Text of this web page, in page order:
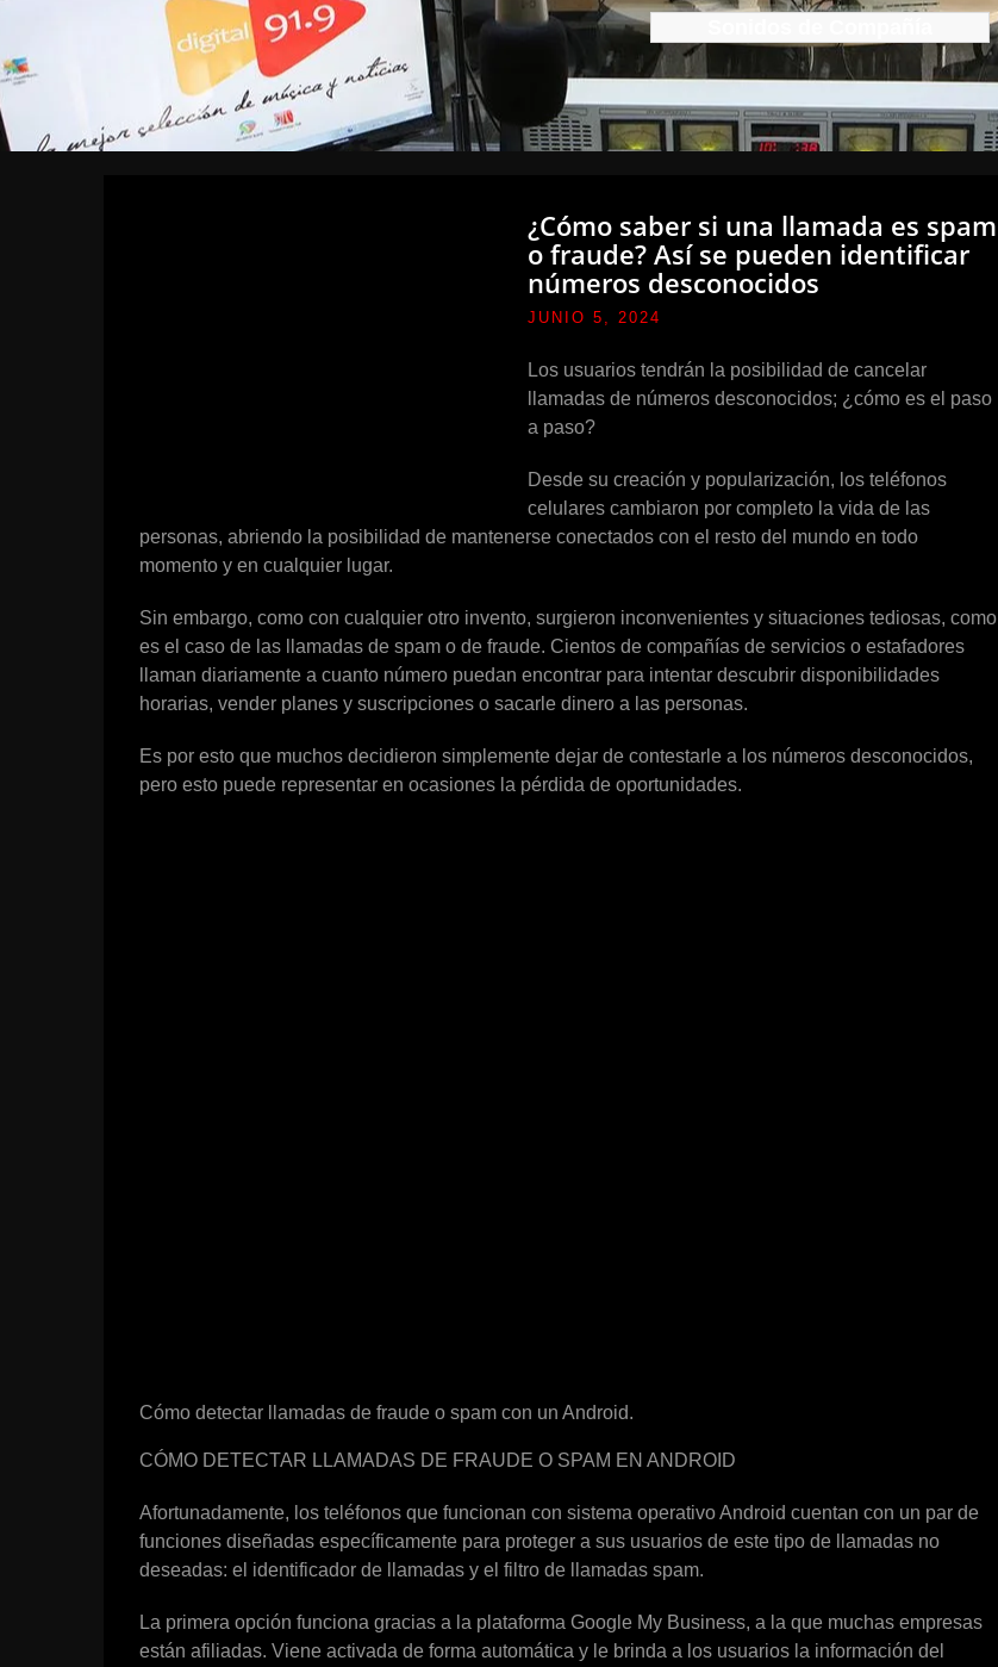
¿Cómo saber si una llamada es spam
o fraude? Así se pueden identificar
números desconocidos
JUNIO 5, 2024
Los usuarios tendrán la posibilidad de cancelar
llamadas de números desconocidos; ¿cómo es el paso
a paso?
Desde su creación y popularización, los teléfonos
celulares cambiaron por completo la vida de las
personas, abriendo la posibilidad de mantenerse conectados con el resto del mundo en todo
momento y en cualquier lugar.
Sin embargo, como con cualquier otro invento, surgieron inconvenientes y situaciones tediosas, como
es el caso de las llamadas de spam o de fraude. Cientos de compañías de servicios o estafadores
llaman diariamente a cuanto número puedan encontrar para intentar descubrir disponibilidades
horarias, vender planes y suscripciones o sacarle dinero a las personas.
Es por esto que muchos decidieron simplemente dejar de contestarle a los números desconocidos,
pero esto puede representar en ocasiones la pérdida de oportunidades.
Cómo detectar llamadas de fraude o spam con un Android.
CÓMO DETECTAR LLAMADAS DE FRAUDE O SPAM EN ANDROID
Afortunadamente, los teléfonos que funcionan con sistema operativo Android cuentan con un par de
funciones diseñadas específicamente para proteger a sus usuarios de este tipo de llamadas no
deseadas: el identificador de llamadas y el filtro de llamadas spam.
La primera opción funciona gracias a la plataforma Google My Business, a la que muchas empresas
están afiliadas. Viene activada de forma automática y le brinda a los usuarios la información del